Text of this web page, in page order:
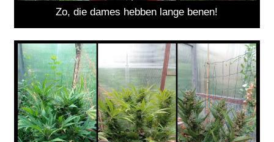
Zo, die dames hebben lange benen!